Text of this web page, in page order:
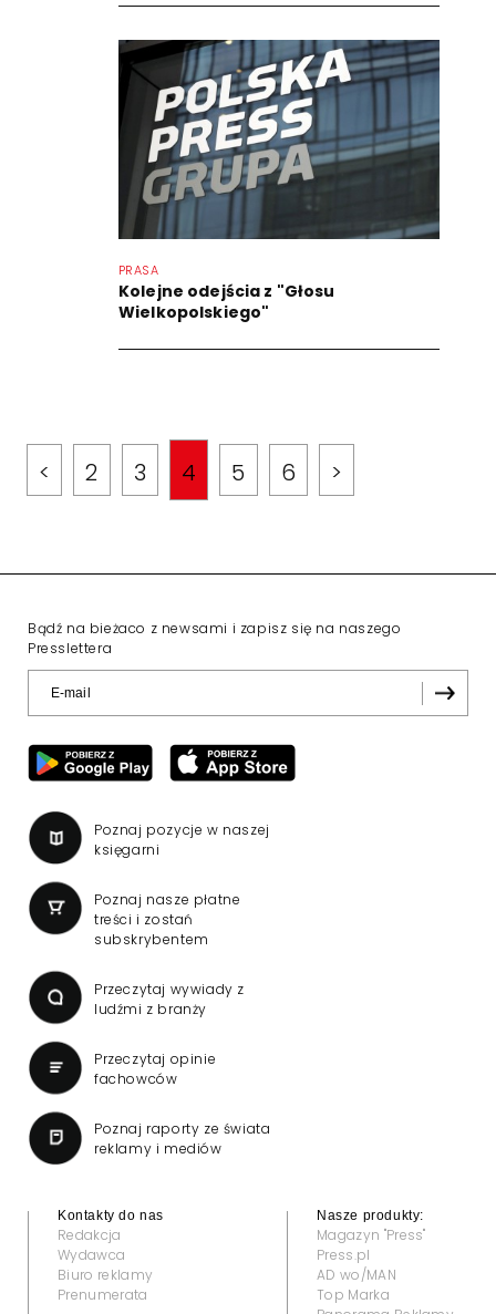
PRASA
Kolejne odejścia z "Głosu
Wielkopolskiego"
< 2 3 4 5 6 >
Bądź na bieżaco z newsami i zapisz się na naszego
Presslettera
Poznaj pozycje w naszej
księgarni
Poznaj nasze płatne
treści i zostań
subskrybentem
Przeczytaj wywiady z
ludźmi z branży
Przeczytaj opinie
fachowców
Poznaj raporty ze świata
reklamy i mediów
Kontakty do nas
Redakcja
Wydawca
Biuro reklamy
Prenumerata
Nasze produkty:
Magazyn "Press"
Press.pl
AD wo/MAN
Top Marka